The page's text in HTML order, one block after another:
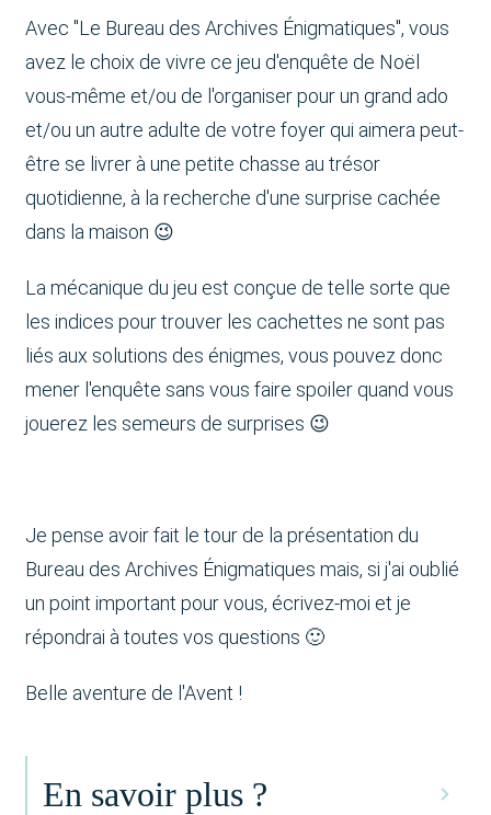
Avec "Le Bureau des Archives Énigmatiques", vous
avez le choix de vivre ce jeu d'enquête de Noël
vous-même et/ou de l'organiser pour un grand ado
et/ou un autre adulte de votre foyer qui aimera peut-
être se livrer à une petite chasse au trésor
quotidienne, à la recherche d'une surprise cachée
dans la maison 😉
La mécanique du jeu est conçue de telle sorte que
les indices pour trouver les cachettes ne sont pas
liés aux solutions des énigmes, vous pouvez donc
mener l'enquête sans vous faire spoiler quand vous
jouerez les semeurs de surprises 😉
Je pense avoir fait le tour de la présentation du
Bureau des Archives Énigmatiques mais, si j'ai oublié
un point important pour vous, écrivez-moi et je
répondrai à toutes vos questions 🙂
Belle aventure de l'Avent !
En savoir plus ?